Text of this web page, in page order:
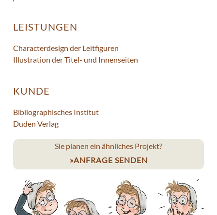
LEISTUNGEN
Characterdesign der Leitfiguren
Illustration der Titel- und Innenseiten
KUNDE
Bibliographisches Institut
Duden Verlag
Sie planen ein ähnliches Projekt?
ANFRAGE SENDEN